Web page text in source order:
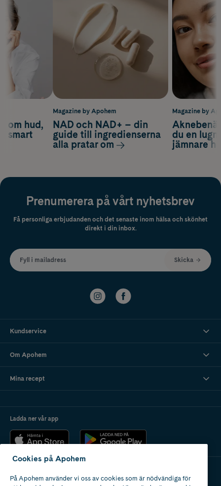
Magazine by
du en
jämnare
om hud,
smart
Magazine by Apohem
NAD och NAD+ – din
guide till ingredienserna
alla pratar om
Prenumerera på vårt nyhetsbrev
Få personliga erbjudanden och det senaste inom hälsa och skönhet
direkt i din inbox.
Fyll i mailadress Skicka
Kundservice
Om Apohem
Mina recept
Ladda ner vår app
Apotek med tillstånd
Cookies på Apohem
På Apohem använder vi oss av cookies som är nödvändiga för